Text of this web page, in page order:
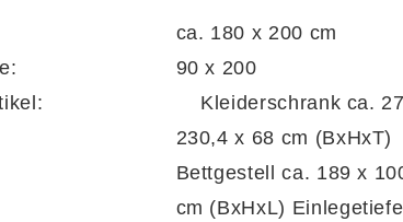
Individualisierungsmöglichkeiten
und Bedarf anpassen.
ca. 180 x 200 cm
90 x 200
230,4 x 68 cm (BxHxT)
Bettgestell ca. 189 x
cm (BxHxL) Einlegetiefe maximal